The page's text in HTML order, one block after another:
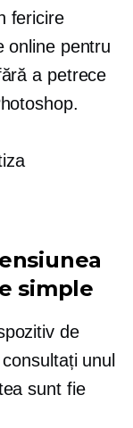
fericire
online pentru
a petrece
simple
de
unul
sunt fie